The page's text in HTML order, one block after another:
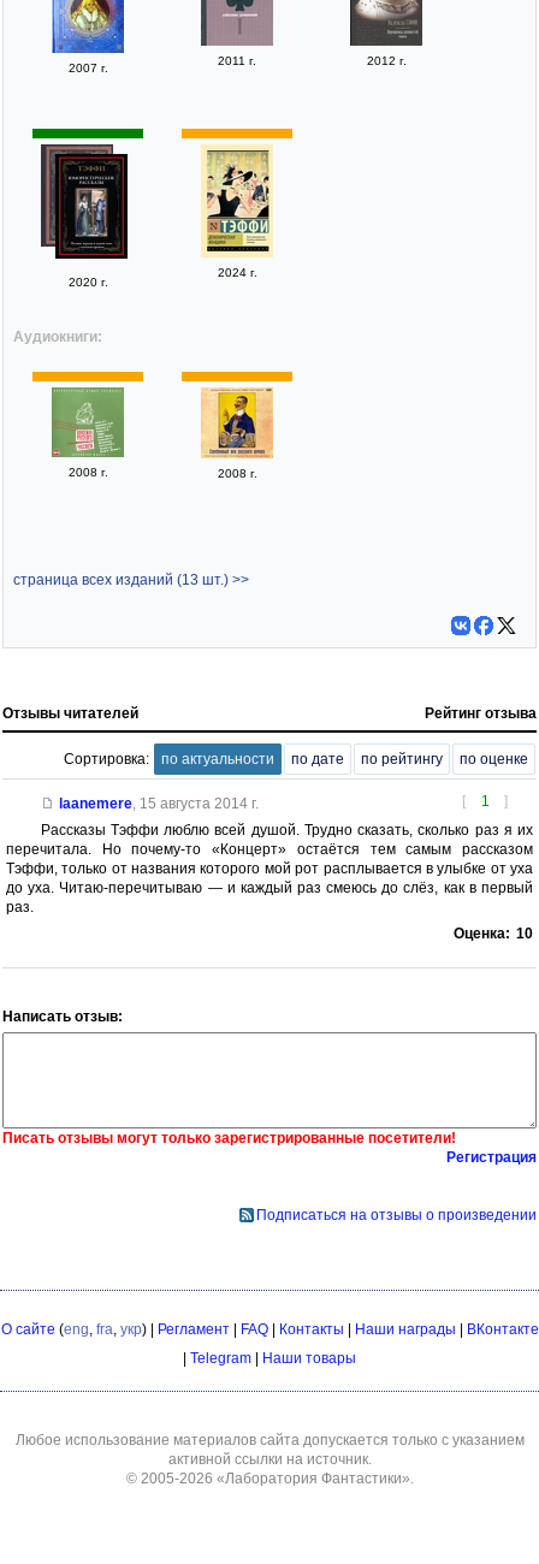
2007 г.
2011 г. 2012 г.
2020 г.
2024 г.
Аудиокниги:
2008 г. 2008 г.
страница всех изданий (13 шт.) >>
Отзывы читателей Рейтинг отзыва
Сортировка: по актуальности по дате по рейтингу по оценке
[ 1 ]
laanemere, 15 августа 2014 г.
Рассказы Тэффи люблю всей душой. Трудно сказать, сколько раз я их
перечитала. Но почему-то «Концерт» остаётся тем самым рассказом
Тэффи, только от названия которого мой рот расплывается в улыбке от уха
до уха. Читаю-перечитываю — и каждый раз смеюсь до слёз, как в первый
раз.
Оценка: 10
Написать отзыв:
Писать отзывы могут только зарегистрированные посетители!
Регистрация
Подписаться на отзывы о произведении
О сайте (eng fra укр) | Регламент| FAQ| Контакты | Наши награды | ВКонтакте
| Telegram | Наши товары
Любое использование материалов сайта допускается только с указанием
активной ссылки на источник.
© 2005-2026 «Лаборатория Фантастики»